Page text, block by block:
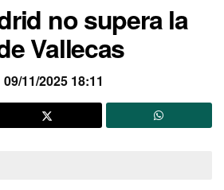
no supera la
Vallecas
09/11/2025 18:11